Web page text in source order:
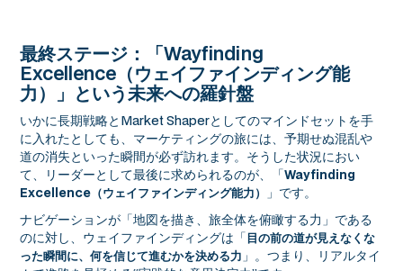
最終ステージ：「Wayfinding
Excellence（ウェイファインディング能
力）」という未来への羅針盤
いかに長期戦略とMarket Shaperとしてのマインドセットを手
に入れたとしても、マーケティングの旅には、予期せぬ混乱や
道の消失といった瞬間が必ず訪れます。そうした状況におい
て、リーダーとして最後に求められるのが、「Wayfinding
Excellence（ウェイファインディング能力）
」です。
ナビゲーションが「地図を描き、旅全体を俯瞰する力」である
のに対し、ウェイファインディングは「目の前の道が見えなくな
った瞬間に、何を信じて進むかを決める力 」。つまり、リアルタイ